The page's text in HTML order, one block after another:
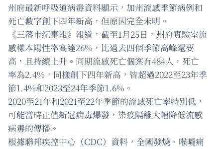
州府最新呼吸道病毒資料顯示，加州流感季節病例和
死亡數字創下四年新高，但原因完全未明。
《三藩市紀事報》報道，截至1月25日，州府實驗室流
感樣本陽性率高達26%，比過去四個季節高峰還要
高，且持續上升。同期流感死亡個案有484人，死亡
率為2.4%，同樣創下四年新高，皆超過2022至23年季
節1.4%和2023至24年季節1.6%。
2020至21年和2021至22年季節的流感死亡率特別低，
可能當時正值新冠病毒爆發，染疫隔離大幅降低流感
病毒的傳播。
根據聯邦疾控中心（CDC）資料，全國發燒、喉嚨痛